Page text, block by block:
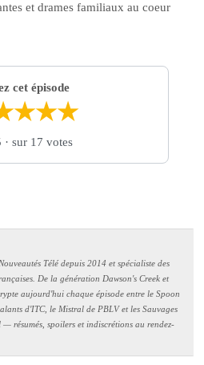
et drames familiaux au coeur
cet épisode
★★★
· sur 17 votes
Télé depuis 2014 et spécialiste des
De la génération Dawson's Creek et
aujourd'hui chaque épisode entre le Spoon
d'ITC, le Mistral de PBLV et les Sauvages
résumés, spoilers et indiscrétions au rendez-